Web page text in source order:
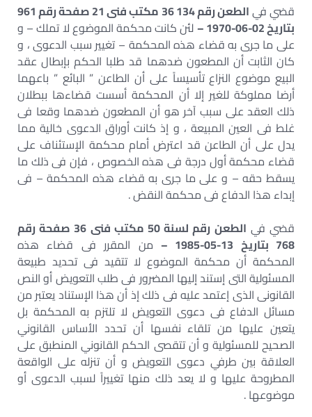
قضي في
الطعن رقم 134 36 مكتب فنى 21 صفحة رقم 961
بتاريخ 02-06-1970 –
لئن كانت محكمة الموضوع لا تملك – و
على ما جرى به قضاء هذه المحكمة – تغيير سبب الدعوى ، و
كان الثابت أن المطعون ضدهما قد طلبا الحكم بإبطال عقد
البيع موضوع النزاع تأسيساً على أن الطاعن ” البائع ” باعهما
أرضا مملوكة للغير إلا أن المحكمة أسست قضاءها ببطلان
ذلك العقد على سبب آخر هو أن المطعون ضدهما وقعا فى
غلط فى العين المبيعة ، و إذ كانت أوراق الدعوى خالية مما
يدل على أن الطاعن قد اعترض أمام محكمة الإستئناف على
قضاء محكمة أول درجة فى هذه الخصوص ، فإن فى ذلك ما
يسقط حقه – و على ما جرى به قضاء هذه المحكمة – فى
إبداء هذا الدفاع فى محكمة النقض .
قضي في
الطعن رقم لسنة 50 مكتب فنى 36 صفحة رقم
768 بتاريخ 13-05-1985 –
من المقرر فى قضاء هذه
المحكمة أن محكمة الموضوع لا تتقيد فى تحديد طبيعة
المسئولية التى إستند إليها المضرور فى طلب التعويض أو النص
القانونى الذى إعتمد عليه فى ذلك إذ أن هذا الإستناد يعتبر من
مسائل الدفاع فى دعوى التعويض لا تلتزم به المحكمة بل
يتعين عليها من تلقاء نفسها أن تحدد الأساس القانوني
الصحيح للمسئولية و أن تتقصى الحكم القانوني المنطبق على
العلاقة بين طرفي دعوى التعويض و أن تنزله على الواقعة
المطروحة عليها و لا يعد ذلك منها تغييراً لسبب الدعوى أو
موضوعها .